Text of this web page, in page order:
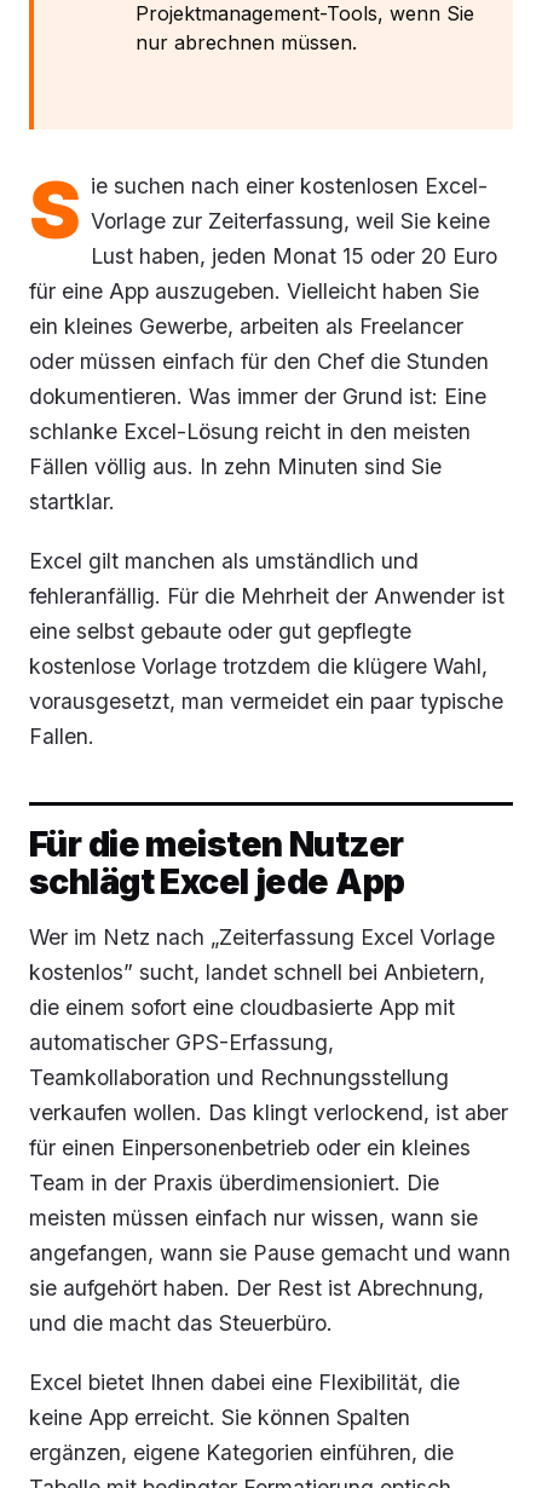
Projektmanagement-Tools, wenn Sie
nur abrechnen müssen.
S ie suchen nach einer kostenlosen Excel-
Vorlage zur Zeiterfassung, weil Sie keine
Lust haben, jeden Monat 15 oder 20 Euro
für eine App auszugeben. Vielleicht haben Sie
ein kleines Gewerbe, arbeiten als Freelancer
oder müssen einfach für den Chef die Stunden
dokumentieren. Was immer der Grund ist: Eine
schlanke Excel-Lösung reicht in den meisten
Fällen völlig aus. In zehn Minuten sind Sie
startklar.
Excel gilt manchen als umständlich und
fehleranfällig. Für die Mehrheit der Anwender ist
eine selbst gebaute oder gut gepflegte
kostenlose Vorlage trotzdem die klügere Wahl,
vorausgesetzt, man vermeidet ein paar typische
Fallen.
Für die meisten Nutzer
schlägt Excel jede App
Wer im Netz nach „Zeiterfassung Excel Vorlage
kostenlos” sucht, landet schnell bei Anbietern,
die einem sofort eine cloudbasierte App mit
automatischer GPS-Erfassung,
Teamkollaboration und Rechnungsstellung
verkaufen wollen. Das klingt verlockend, ist aber
für einen Einpersonenbetrieb oder ein kleines
Team in der Praxis überdimensioniert. Die
meisten müssen einfach nur wissen, wann sie
angefangen, wann sie Pause gemacht und wann
sie aufgehört haben. Der Rest ist Abrechnung,
und die macht das Steuerbüro.
Excel bietet Ihnen dabei eine Flexibilität, die
keine App erreicht. Sie können Spalten
ergänzen, eigene Kategorien einführen, die